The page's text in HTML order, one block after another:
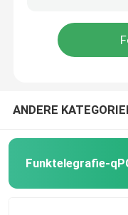
Western-Blot-
Biologisches
ANDERE
Funktelegrafie-